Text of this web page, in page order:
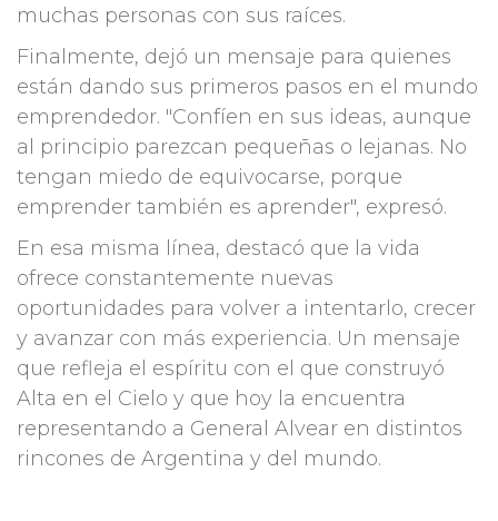
muchas personas con sus raíces.
Finalmente, dejó un mensaje para quienes
están dando sus primeros pasos en el mundo
emprendedor. "Confíen en sus ideas, aunque
al principio parezcan pequeñas o lejanas. No
tengan miedo de equivocarse, porque
emprender también es aprender", expresó.
En esa misma línea, destacó que la vida
ofrece constantemente nuevas
oportunidades para volver a intentarlo, crecer
y avanzar con más experiencia. Un mensaje
que refleja el espíritu con el que construyó
Alta en el Cielo y que hoy la encuentra
representando a General Alvear en distintos
rincones de Argentina y del mundo.